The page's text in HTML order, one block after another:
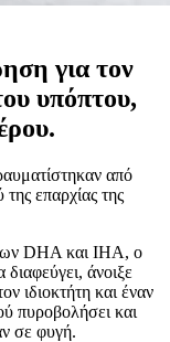
για τον
υπόπτου,
από
επαρχίας της
DHA και IHA, ο
άνοιξε
ιδιοκτήτη και έναν
πυροβολήσει και
σε φυγή.